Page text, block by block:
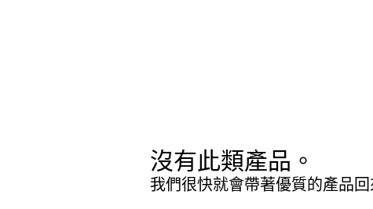
沒有此類產品。
我們很快就會帶著優質的產品